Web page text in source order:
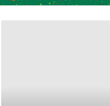
Au sommaire de GTM 110